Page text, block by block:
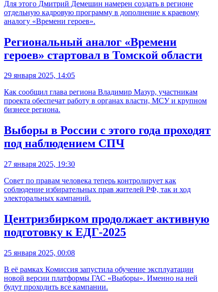
Для этого Дмитрий Демешин намерен создать в регионе
отдельную кадровую программу в дополнение к краевому
аналогу «Времени героев».
Региональный аналог «Времени
героев» стартовал в Томской области
29 января 2025, 14:05
Как сообщил глава региона Владимир Мазур, участникам
проекта обеспечат работу в органах власти, МСУ и крупном
бизнесе региона.
Выборы в России с этого года проходят
под наблюдением СПЧ
27 января 2025, 19:30
Совет по правам человека теперь контролирует как
соблюдение избирательных прав жителей РФ, так и ход
электоральных кампаний.
Центризбирком продолжает активную
подготовку к ЕДГ-2025
25 января 2025, 00:08
В её рамках Комиссия запустила обучение эксплуатации
новой версии платформы ГАС «Выборы». Именно на ней
будут проходить все кампании.